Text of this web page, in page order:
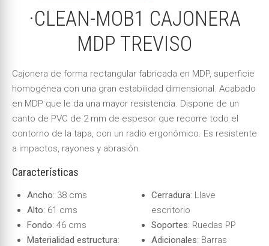
·CLEAN-MOB1 CAJONERA
MDP TREVISO
Cajonera de forma rectangular fabricada en MDP, superficie
homogénea con una gran estabilidad dimensional. Acabado
en MDP que le da una mayor resistencia. Dispone de un
canto de PVC de 2 mm de espesor que recorre todo el
contorno de la tapa, con un radio ergonómico. Es resistente
a impactos, rayones y abrasión.
Características
Ancho: 38 cms
Alto: 61 cms
Fondo: 46 cms
Materialidad estructura:
Cerradura: Llave
escritorio
Soportes: Ruedas PP
Adicionales: Barras